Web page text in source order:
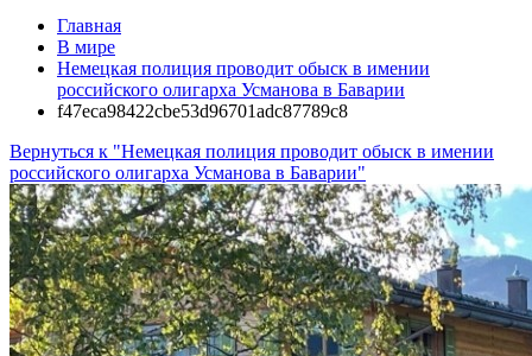
Главная
В мире
Немецкая полиция проводит обыск в имении
российского олигарха Усманова в Баварии
f47eca98422cbe53d96701adc87789c8
Вернуться к "Немецкая полиция проводит обыск в имении
российского олигарха Усманова в Баварии"